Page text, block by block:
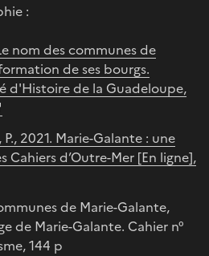
:
nom des communes de
de ses bourgs.
d'Histoire de la Guadeloupe,
2021. Marie-Galante : une
Cahiers d’Outre-Mer [En ligne],
de Marie-Galante,
de Marie-Galante. Cahier n°
144 p